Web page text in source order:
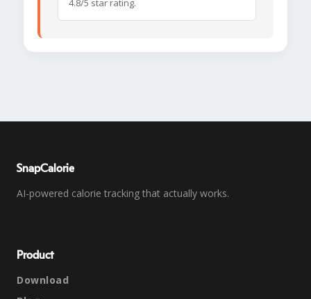
4.8/5 star rating.
SnapCalorie
AI-powered calorie tracking that actually works.
Product
Download